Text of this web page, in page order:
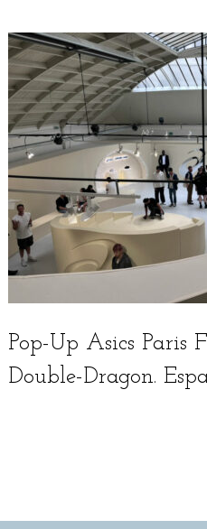
Pop-Up Asics Paris
Double-Dragon.